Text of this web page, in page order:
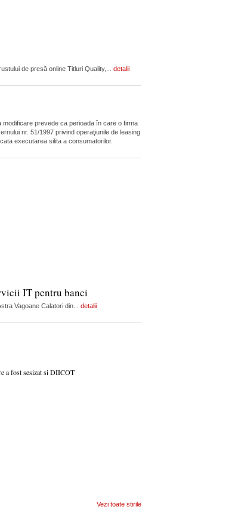
de presă online Titluri Quality,... detalii
prevede ca perioada în care o firma
nr. 51/1997 privind operaţiunile de leasing
executarea silita a consumatorilor.
IT pentru banci
Vagoane Calatori din... detalii
a fost sesizat si DIICOT
Vezi toate stirile